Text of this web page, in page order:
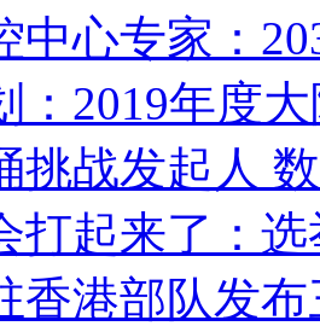
中心专家：
：2019年度
挑战发起人
打起来了：
香港部队发